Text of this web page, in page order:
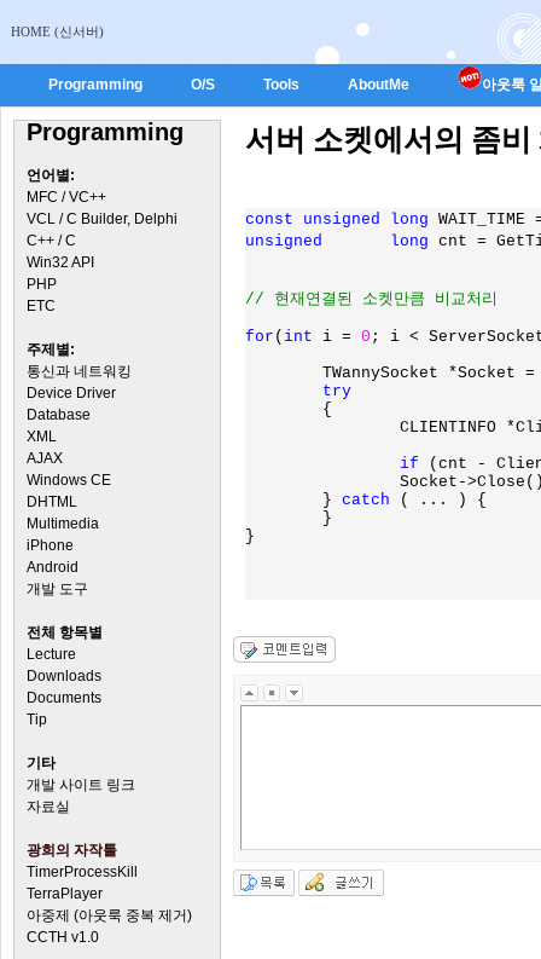
HOME (신서버)
Programming O/S Tools AboutMe 아웃룩
Programming
언어별:
MFC / VC++
VCL / C Builder, Delphi
C++ / C
Win32 API
PHP
ETC
주제별:
통신과 네트워킹
Device Driver
Database
XML
AJAX
Windows CE
DHTML
Multimedia
iPhone
Android
개발 도구
전체 항목별
Lecture
Downloads
Documents
Tip
기타
개발 사이트 링크
자료실
광희의 자작툴
TimerProcessKill
TerraPlayer
아중제 (아웃룩 중복 제거)
CCTH v1.0
서버 소켓에서의 좀
const unsigned long
unsigned       long cnt =
for ( int i = 0 ; i <
try
{
if
(cnt -
	}
catch
( ... ) {
}